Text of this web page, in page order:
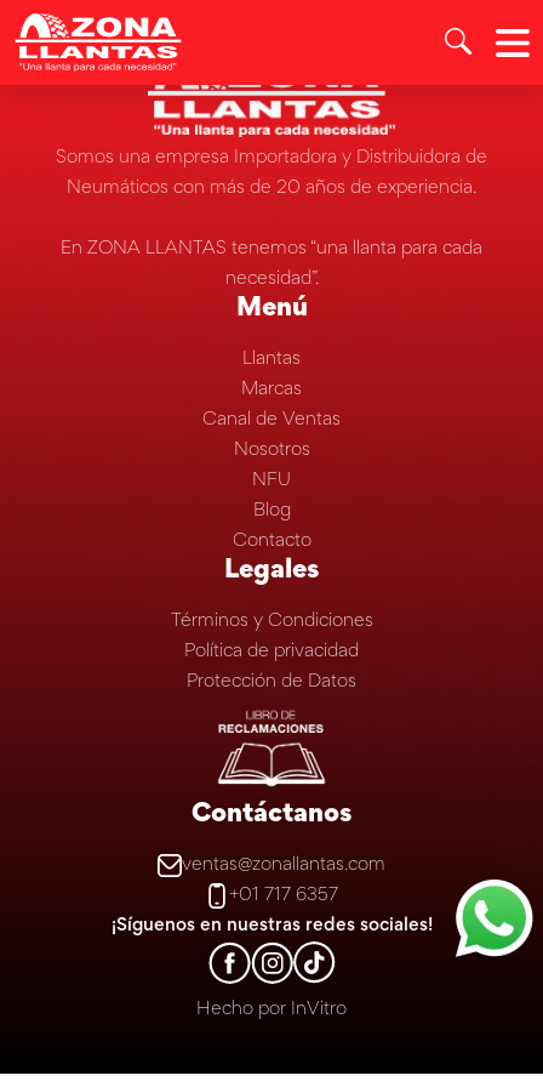
Somos una empresa Importadora y Distribuidora de
Neumáticos con más de 20 años de experiencia.
En ZONA LLANTAS tenemos “una llanta para cada
necesidad”.
Menú
Llantas
Marcas
Canal de Ventas
Nosotros
NFU
Blog
Contacto
Legales
Términos y Condiciones
Política de privacidad
Protección de Datos
Contáctanos
ventas@zonallantas.com
+01 717 6357
¡Síguenos en nuestras redes sociales!
Hecho por InVitro